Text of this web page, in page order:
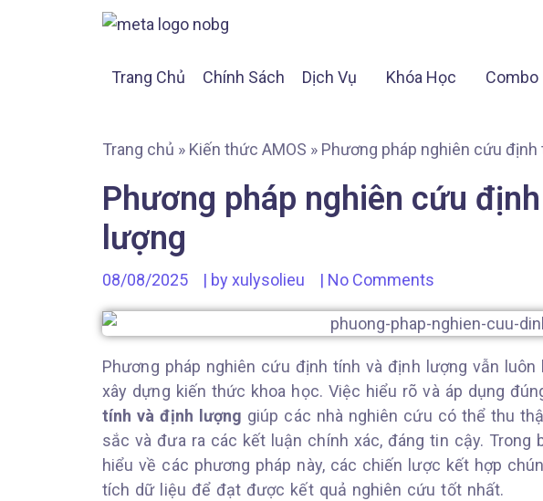
Trang Chủ Chính Sách Dịch Vụ Khóa Học Combo
Trang chủ » Kiến thức AMOS » Phương pháp nghiên cứu
Phương pháp nghiên cứu
lượng
08/08/2025 | by xulysolieu | No Comments
Phương pháp nghiên cứu định tính và định lượng vẫn
xây dựng kiến thức khoa học. Việc hiểu rõ và áp dụng
tính và định lượng giúp các nhà nghiên cứu có thể thu
sắc và đưa ra các kết luận chính xác, đáng tin cậy. Trong
hiểu về các phương pháp này, các chiến lược kết hợp
tích dữ liệu để đạt được kết quả nghiên cứu tốt nhất.